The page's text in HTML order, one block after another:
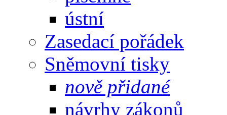
ústní
Zasedací pořádek
Sněmovní tisky
nově přidané
návrhy zákonů